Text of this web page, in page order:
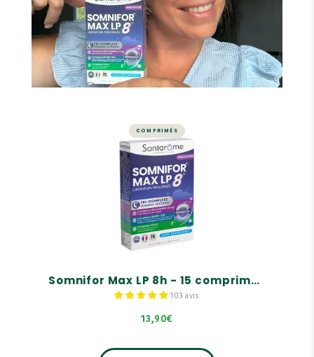
COMPRIMÉS
Somnifor Max LP 8h - 15 comprimés sommeil
103 avis
13,90€
Somnifor Max LP 8h - 15
comprimés sommeil
Réveils nocturnes
Sommeil perturbé